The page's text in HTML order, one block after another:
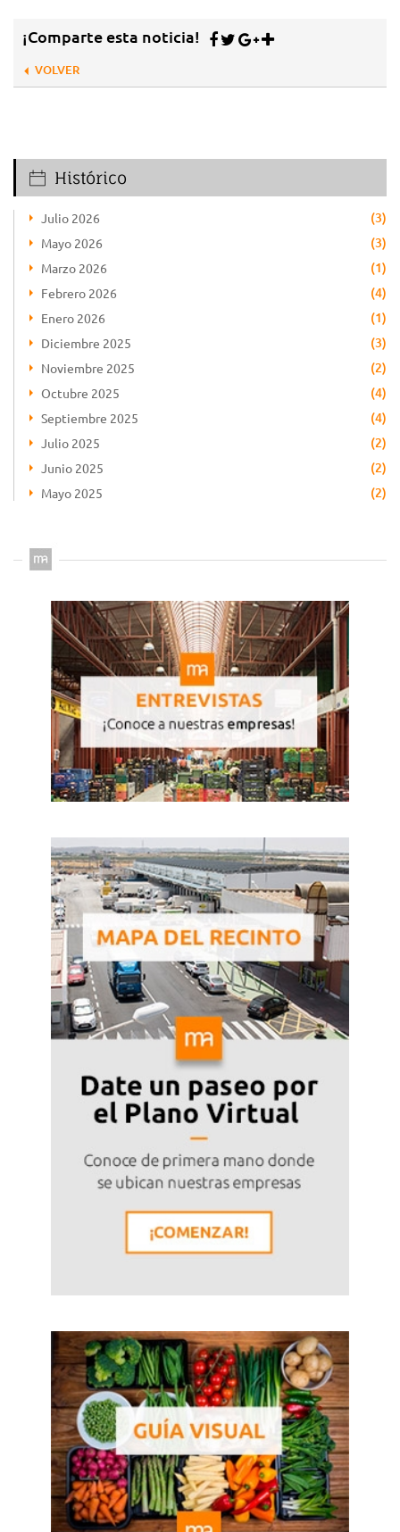
¡Comparte esta noticia!
VOLVER
Histórico
Julio 2026 (3)
Mayo 2026 (3)
Marzo 2026 (1)
Febrero 2026 (4)
Enero 2026 (1)
Diciembre 2025 (3)
Noviembre 2025 (2)
Octubre 2025 (4)
Septiembre 2025 (4)
Julio 2025 (2)
Junio 2025 (2)
Mayo 2025 (2)